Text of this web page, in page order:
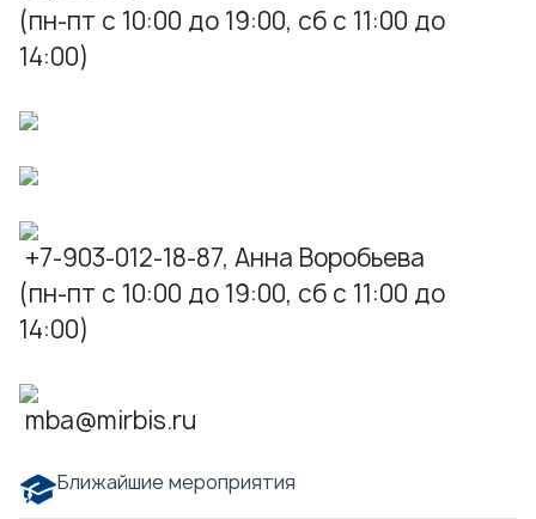
(пн-пт с 10:00 до 19:00, сб с 11:00 до
14:00)
+7-903-012-18-87, Анна Воробьева
(пн-пт с 10:00 до 19:00, сб с 11:00 до
14:00)
mba@mirbis.ru
Ближайшие мероприятия